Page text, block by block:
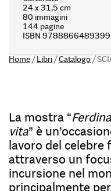
24 x 31,5 cm
80 immagini
144 pagine
ISBN 9788866489399
Home/Libri/Catalogo/
La mostra “
vita” è
lavoro del
attraverso un
incursione nel
principalmente